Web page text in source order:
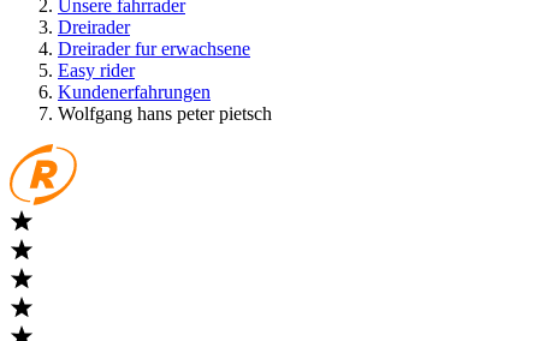
Unsere fahrrader
Dreirader
Dreirader fur erwachsene
Easy rider
Kundenerfahrungen
Wolfgang hans peter pietsch